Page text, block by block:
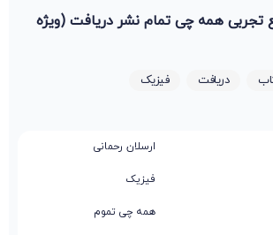
همه چی تمام نشر دریافت (ویژه
دریافت فیزیک
ارسلان رحمانی
فیزیک
همه چی تموم